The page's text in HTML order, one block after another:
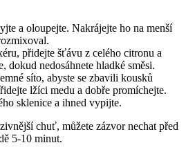
a oloupejte. Nakrájejte ho na menší
přidejte šťávu z celého citronu a
dokud nedosáhnete hladké směsi.
síto, abyste se zbavili kousků
lžíci medu a dobře promíchejte.
sklenice a ihned vypijte.
chuť, můžete zázvor nechat před
5-10 minut.